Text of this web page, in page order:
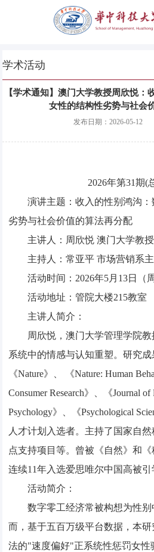
学术活动
【学术通知】澳门大学教授周欣悦：
女性的结构性劣势与社会
发布日期： 2026-05-12
2026年第31期(
演讲主题：收入的性别鸿沟
劣势与社会价值的算法再分配
主讲人：周欣悦 澳门大学教授
主持人：常亚平 市场营销系
活动时间：2026年5月13日（
活动地址：管院大楼215教室
主讲人简介：
周欣悦，澳门大学管理学院
系统中的情感与认知重塑。研究
《Nature》、 《Nature: Human
Consumer Research》、《Journal of
Psychology》、《Psychological
人才计划入选者。主持了国家自
点支持项目等。曾被《自然》和《
连续11年入选爱思唯尔中国高被引
活动简介：
数字零工经济常被构想为性
而，基于五百万级平台数据，本
法的"速度偏好"正系统性惩罚女性